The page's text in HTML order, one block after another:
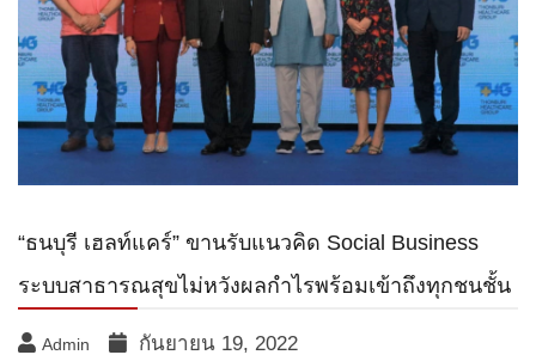
“ธนบุรี เฮลท์แคร์” ขานรับแนวคิด Social Business
ระบบสาธารณสุขไม่หวังผลกำไรพร้อมเข้าถึงทุกชนชั้น
Admin กันยายน 19, 2022